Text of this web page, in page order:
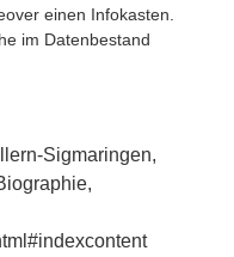
einen Infokasten.
im Datenbestand
Sigmaringen,